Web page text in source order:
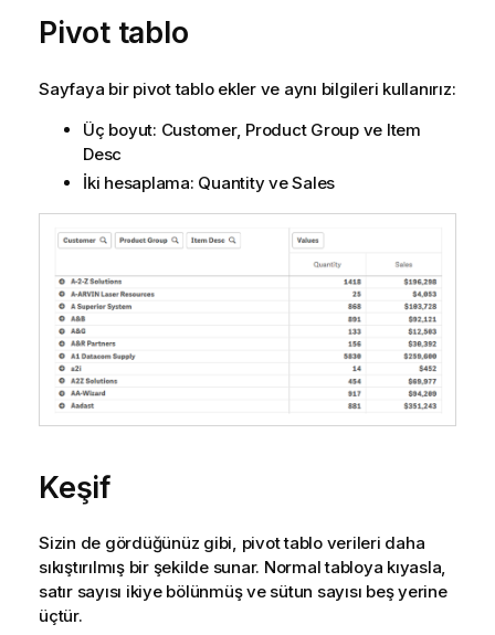
Pivot tablo
Sayfaya bir pivot tablo ekler ve aynı bilgileri kullanırız:
Üç boyut: Customer, Product Groupve Item
Desc
İki hesaplama: QuantityveSales
Keşif
Sizin de gördüğünüz gibi, pivot tablo verileri daha
sıkıştırılmış bir şekilde sunar. Normal tabloya kıyasla,
satır sayısı ikiye bölünmüş ve sütun sayısı beş yerine
üçtür.